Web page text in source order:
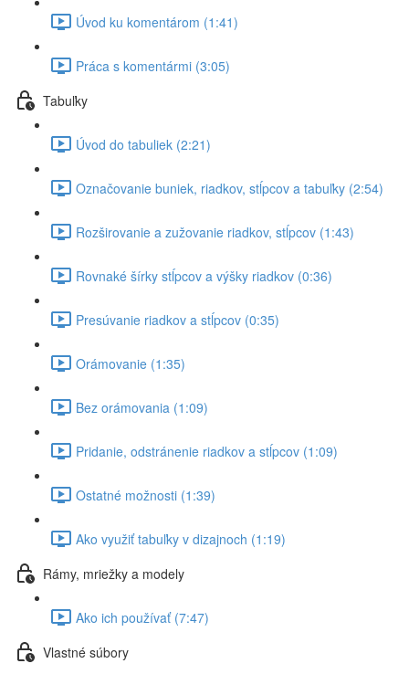
Úvod ku komentárom (1:41)
Práca s komentármi (3:05)
Tabuľky
Úvod do tabuliek (2:21)
Označovanie buniek, riadkov, stĺpcov a tabuľky (2:54)
Rozširovanie a zužovanie riadkov, stĺpcov (1:43)
Rovnaké šírky stĺpcov a výšky riadkov (0:36)
Presúvanie riadkov a stĺpcov (0:35)
Orámovanie (1:35)
Bez orámovania (1:09)
Pridanie, odstránenie riadkov a stĺpcov (1:09)
Ostatné možnosti (1:39)
Ako využiť tabuľky v dizajnoch (1:19)
Rámy, mriežky a modely
Ako ich používať (7:47)
Vlastné súbory